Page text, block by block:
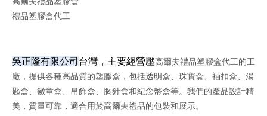
禮品塑膠盒代工
吳正隆有限公司 台灣，主要經營壓高爾夫禮品塑膠盒代工的工
廠，提供各種高品質的塑膠盒，包括透明盒、珠寶盒、袖扣盒、湯
匙盒、徽章盒、吊飾盒、胸針盒和紀念幣盒等。我們的產品設計精
美，質量可靠，適合用於高爾夫禮品的包裝和展示。